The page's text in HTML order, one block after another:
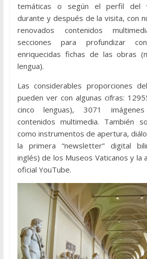
temáticas o según el perfil del
durante y después de la visita, con
renovados contenidos
secciones para profundizar
enriquecidas fichas de las obras
lengua).
Las considerables proporciones
pueden ver con algunas cifras:
cinco lenguas), 3071
contenidos multimedia. También
como instrumentos de apertura,
la primera “newsletter” digital
inglés) de los Museos Vaticanos y la
oficial YouTube.